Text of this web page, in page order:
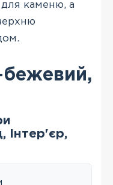
каменю, а
бежевий,
Інтер'єр,